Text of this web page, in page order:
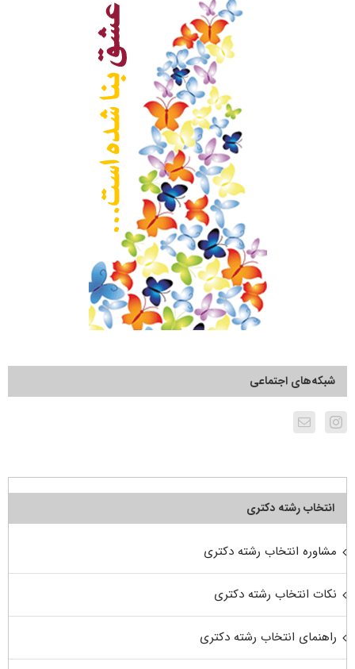
شبکه‌های اجتماعی
انتخاب رشته دکتری
مشاوره انتخاب رشته دکتری
نکات انتخاب رشته دکتری
راهنمای انتخاب رشته دکتری